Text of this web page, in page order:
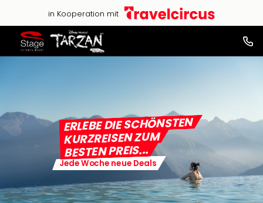
in Kooperation mit
ERLEBE DIE SCHÖNSTEN
KURZREISEN ZUM
BESTEN PREIS...
Jede Woche neue Deals